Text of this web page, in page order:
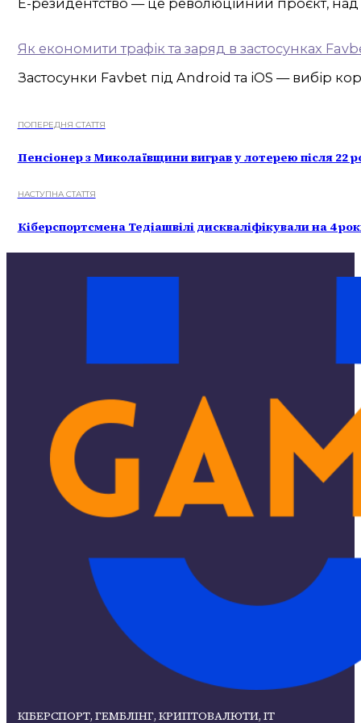
Як економити трафік та заряд в застосунках
Застосунки Favbet під Android та iOS — вибір
ПОПЕРЕДНЯ СТАТТЯ
Пенсіонер з Миколаївщини виграв у лотерею після 22
НАСТУПНА СТАТТЯ
Кіберспортсмена Тедіашвілі дискваліфікували на 4
КІБЕРСПОРТ, ГЕМБЛІНГ, КРИПТОВАЛЮТИ, ІТ